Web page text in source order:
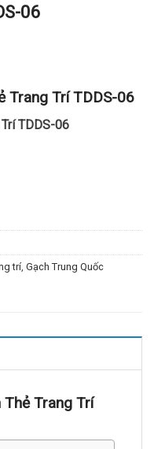
06
Trang Trí TDDS-06
TDDS-06
trí Gạch Trung Quốc
Thẻ Trang Trí